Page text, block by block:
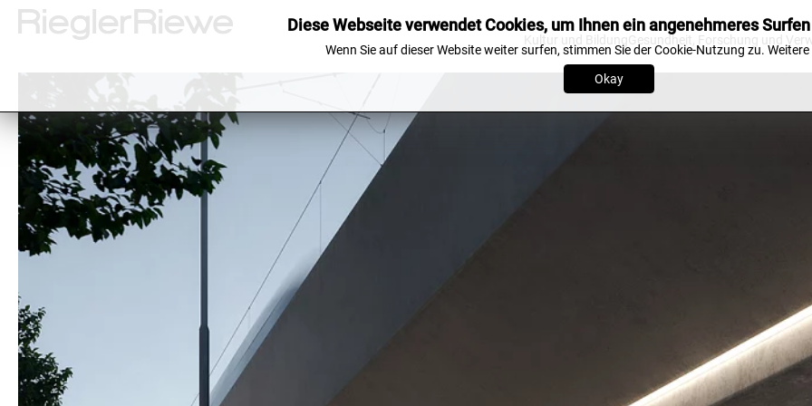
Kultur und BildungGesundheit, Forschung und
Diese Webseite verwendet Cookies, um Ihnen ein angenehmeres
Wenn Sie auf dieser Website weiter surfen, stimmen Sie der Cookie-Nutzung zu.
Okay